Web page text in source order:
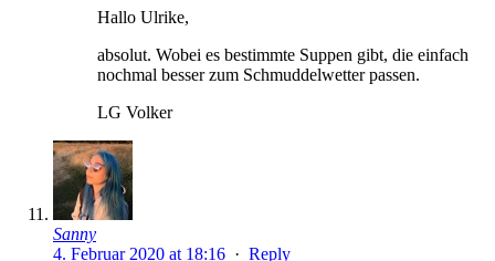
Hallo Ulrike,
absolut. Wobei es bestimmte Suppen gibt, die einfach
nochmal besser zum Schmuddelwetter passen.
LG Volker
Sanny
4. Februar 2020 at 18:16 · Reply